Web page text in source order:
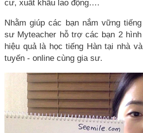
cư, xuất khẩu lao động….
Nhằm giúp các bạn nắm vững
sư Myteacher hỗ trợ các bạn 2
hiệu quả là học tiếng Hàn tại nhà
tuyến - online cùng gia sư.